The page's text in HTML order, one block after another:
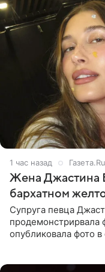
1 час назад Газета.Ru
Жена Джастина
бархатном
Супруга певца
продемонстрирвала
опубликовала фото